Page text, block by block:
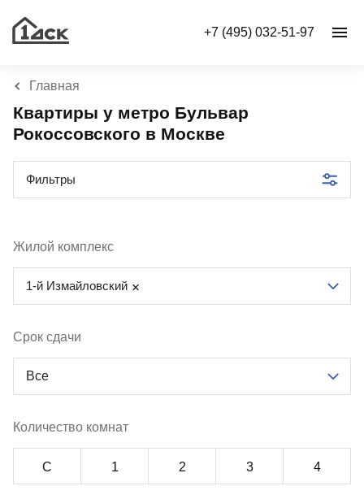
+7 (495) 032-51-97
Главная
Квартиры у метро Бульвар
Рокоссовского в Москве
Фильтры
Жилой комплекс
1-й Измайловский
Срок сдачи
Все
Количество комнат
С 1 2 3 4